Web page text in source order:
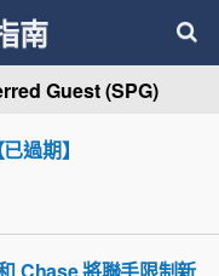
南
Guest (SPG)
過期】